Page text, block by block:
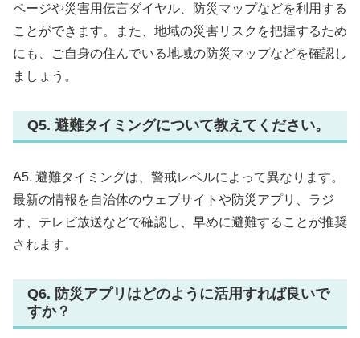
ページや災害用伝言ダイヤル、防災マップなどを利用する
ことができます。また、地域の災害リスクを把握するため
にも、ご自身の住んでいる地域の防災マップなどを確認し
ましょう。
Q5. 避難タイミングについて教えてください。
A5. 避難タイミングは、警戒レベルによって異なります。
最新の情報を自治体のウェブサイトや防災アプリ、ラジ
オ、テレビ放送などで確認し、早めに避難することが推奨
されます。
Q6. 防災アプリはどのように活用すれば良いで
すか？